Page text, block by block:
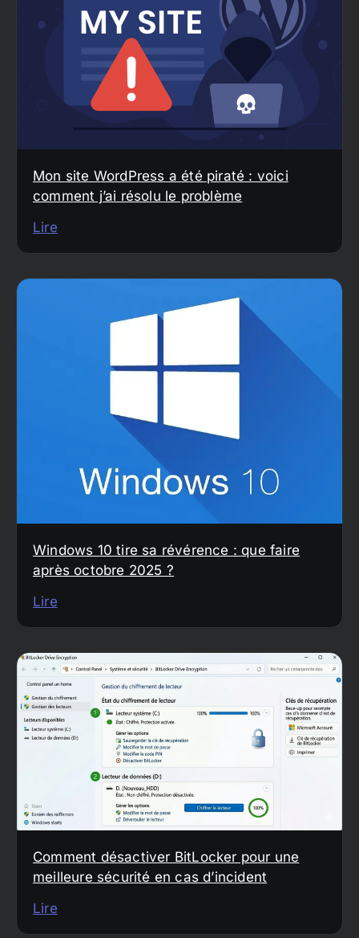
Mon site WordPress a été piraté : voici
comment j’ai résolu le problème
Lire
Windows 10 tire sa révérence : que faire
après octobre 2025 ?
Lire
Comment désactiver BitLocker pour une
meilleure sécurité en cas d’incident
Lire